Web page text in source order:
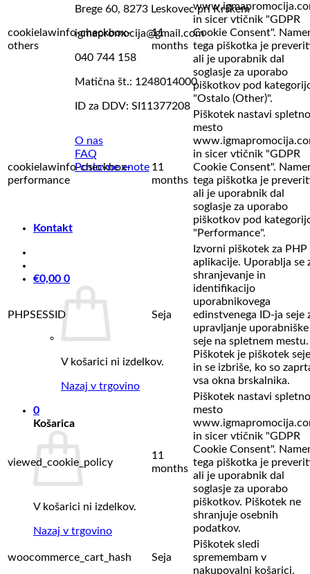
Brege 60, 8273 Leskovec pri Krškem
igmapromocija@gmail.com
040 744 158
Matična št.: 1248014000
ID za DDV: SI11377208
O nas
FAQ
Poslovne enote
Kontakt
€0,00 0
V košarici ni izdelkov.
Nazaj v trgovino
0
Košarica
V košarici ni izdelkov.
Nazaj v trgovino
cookielawinfo-checkbox-
others
11
months
in sicer vtičnik "GDPR
Cookie Consent".
tega piškotka je
ali je uporabnik dal
soglasje za uporabo
piškotkov pod
"Ostalo (Other)".
cookielawinfo-checkbox-
performance
11
months
Piškotek nastavi spletno
mesto
in sicer vtičnik "GDPR
Cookie Consent".
tega piškotka je
ali je uporabnik dal
soglasje za uporabo
piškotkov pod
"Performance".
PHPSESSID Seja
Izvorni piškotek za PHP
aplikacije. Uporablja se
shranjevanje in
identifikacijo
uporabnikovega
edinstvenega ID-ja seje
upravljanje uporabniške
seje na spletnem mestu.
Piškotek je piškotek seje
in se izbriše, ko so
vsa okna brskalnika.
viewed_cookie_policy
11
months
Piškotek nastavi spletno
mesto
in sicer vtičnik "GDPR
Cookie Consent".
tega piškotka je
ali je uporabnik dal
soglasje za uporabo
piškotkov. Piškotek ne
shranjuje osebnih
podatkov.
woocommerce_cart_hash Seja
Piškotek sledi
spremembam v
nakupovalni košarici.